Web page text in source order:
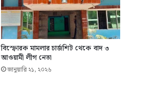
বিস্ফোরক মামলার চার্জশিট থেকে বাদ ৩
আওয়ামী লীগ নেতা
জানুয়ারি ২১, ২০২৬